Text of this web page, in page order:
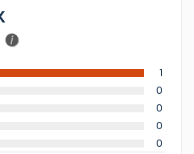
1
0
0
0
0